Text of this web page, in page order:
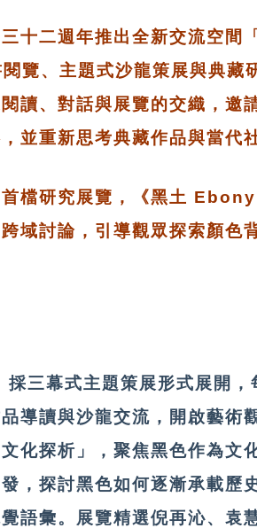
十二週年推出全新交流空
覽、主題式沙龍策展與典藏
讀、對話與展覽的交織，邀
並重新思考典藏作品與當代
檔研究展覽，《黑土
域討論，引導觀眾探索顏色
三幕式主題策展形式展開
導讀與沙龍交流，開啟藝術
化探析」，聚焦黑色作為文
，探討黑色如何逐漸承載歷
語彙。展覽精選倪再沁、袁